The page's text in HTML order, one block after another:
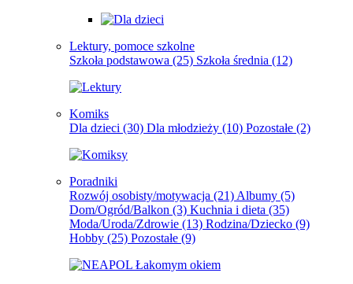
Lektury, pomoce szkolne
Szkoła podstawowa (25) Szkoła średnia (12)
Komiks
Dla dzieci (30) Dla młodzieży (10) Pozostałe (2)
Poradniki
Rozwój osobisty/motywacja (21) Albumy (5)
Dom/Ogród/Balkon (3) Kuchnia i dieta (35)
Moda/Uroda/Zdrowie (13) Rodzina/Dziecko (9)
Hobby (25) Pozostałe (9)